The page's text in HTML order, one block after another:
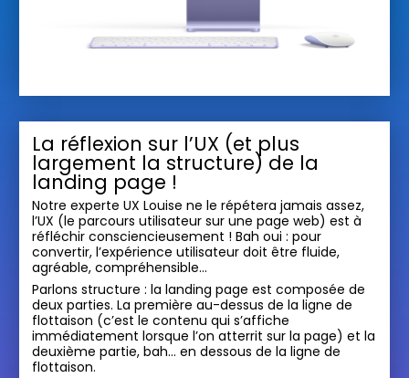
La réflexion sur l’UX (et plus
largement la structure) de la
landing page !
Notre experte UX Louise ne le répétera jamais assez,
l’UX (le parcours utilisateur sur une page web) est à
réfléchir consciencieusement ! Bah oui : pour
convertir, l’expérience utilisateur doit être fluide,
agréable, compréhensible…
Parlons structure : la landing page est composée de
deux parties. La première au-dessus de la ligne de
flottaison (c’est le contenu qui s’affiche
immédiatement lorsque l’on atterrit sur la page) et la
deuxième partie, bah… en dessous de la ligne de
flottaison.